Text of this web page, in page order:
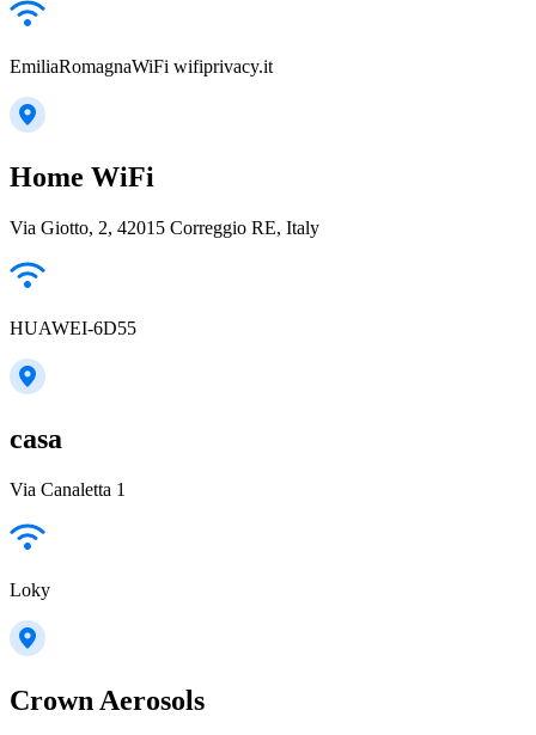
EmiliaRomagnaWiFi wifiprivacy.it
Home WiFi
Via Giotto, 2, 42015 Correggio RE, Italy
HUAWEI-6D55
casa
Via Canaletta 1
Loky
Crown Aerosols